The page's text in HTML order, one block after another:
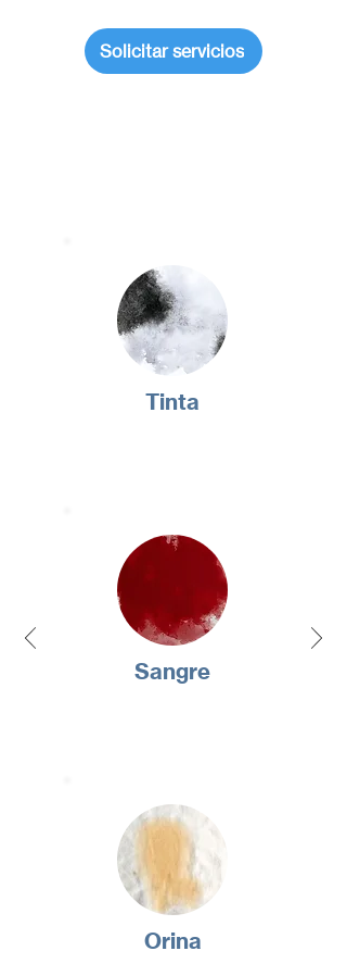
Solicitar servicios
Tinta
Sangre
Orina